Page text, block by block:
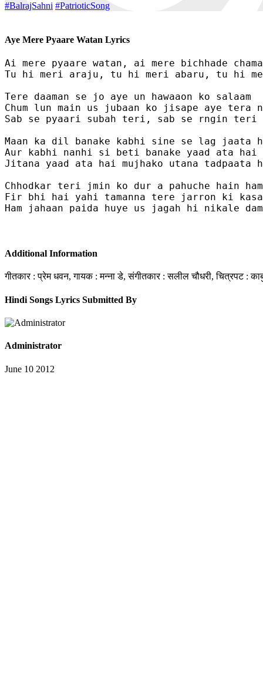
#BalrajSahni #PatrioticSong
Aye Mere Pyaare Watan Lyrics
Ai mere pyaare watan, ai mere bichhade
Tu hi meri araju, tu hi meri abaru, tu hi
Tere daaman se jo aye un hawaaon ko salaam
Chum lun main us jubaan ko jisape aye tera
Sab se pyaari subah teri, sab se rngin teri
Maan ka dil banake kabhi sine se lag jaata
Aur kabhi nanhi si beti banake yaad ata
Jitana yaad ata hai mujhako utana
Chhodkar teri jmin ko dur a pahuche hain ham
Fir bhi hai yahi tamanna tere jarron ki
Ham jahaan paida huye us jagah hi nikale dam
Additional Information
गीतकार : प्रेम धवन, गायक : मन्ना डे, संगीतकार : सलील चौधरी, चित्रपट :
Hindi Songs Lyrics Submitted By
Administrator
June 10 2012